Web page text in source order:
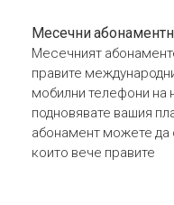
Месечни
Месечният
правите
мобилни телефони на
подновявате вашия
абонамент можете да
които вече правите